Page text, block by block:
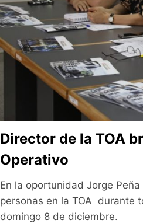
Director de la TOA
Operativo
En la oportunidad Jorge
personas en la TOA durante
domingo 8 de diciembre.